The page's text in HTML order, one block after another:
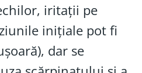
iritații pe
inițiale pot fi
dar se